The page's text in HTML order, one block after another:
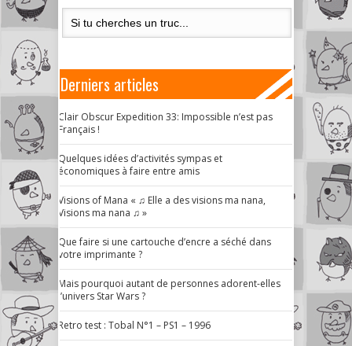
Derniers articles
Clair Obscur Expedition 33: Impossible n’est pas
Français !
Quelques idées d’activités sympas et
économiques à faire entre amis
Visions of Mana « ♫ Elle a des visions ma nana,
Visions ma nana ♫ »
Que faire si une cartouche d’encre a séché dans
votre imprimante ?
Mais pourquoi autant de personnes adorent-elles
l’univers Star Wars ?
Retro test : Tobal N°1 – PS1 – 1996